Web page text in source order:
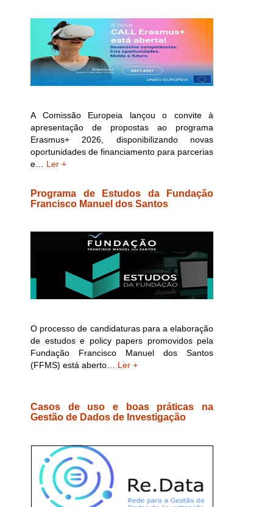
A Comissão Europeia lançou o convite à
apresentação de propostas ao programa
Erasmus+ 2026, disponibilizando novas
oportunidades de financiamento para parcerias
e… Ler +
Programa de Estudos da Fundação
Francisco Manuel dos Santos
O processo de candidaturas para a elaboração
de estudos e policy papers promovidos pela
Fundação Francisco Manuel dos Santos
(FFMS) está aberto… Ler +
Casos de uso e boas práticas na
Gestão de Dados de Investigação